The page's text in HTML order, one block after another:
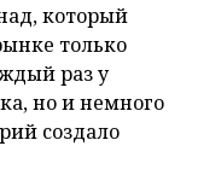
который
только
раз у
но и немного
создало